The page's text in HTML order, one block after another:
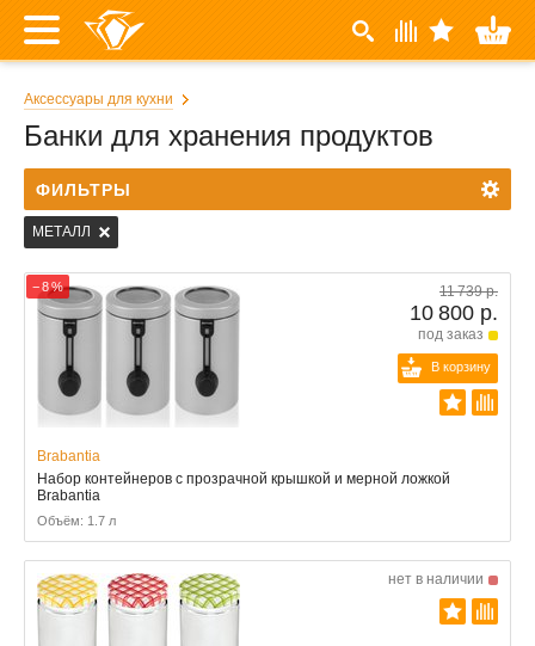
Аксессуары для кухни
Банки для хранения продуктов
ФИЛЬТРЫ
МЕТАЛЛ
− 8 % 11 739 р.
10 800 р.
под заказ
В корзину
Brabantia
Набор контейнеров с прозрачной крышкой и мерной ложкой
Brabantia
Объём: 1.7 л
нет в наличии